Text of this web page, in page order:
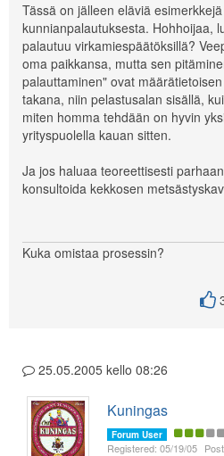
Tässä on jälleen eläviä
kunnianpalautuksesta. Hohhoijaa,
palautuu virkamiespäätöksillä?
oma paikkansa, mutta sen
palauttaminen" ovat
takana, niin pelastusalan sisällä,
miten homma tehdään on hyvin
yrityspuolella kauan sitten.
Ja jos haluaa teoreettisesti
konsultoida kekkosen
Kuka omistaa prosessin?
25.05.2005 kello 08:26
Kuningas
Forum User
Registered: 05/19/05